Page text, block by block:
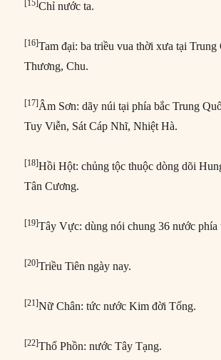
[15]Chỉ nước ta.
[16]Tam đại: ba triều vua thời xưa tại Trung
Thương, Chu.
[17]Âm Sơn: dãy núi tại phía bắc Trung
Tuy Viễn, Sát Cáp Nhĩ, Nhiệt Hà.
[18]Hồi Hột: chủng tộc thuộc dòng dõi
Tân Cương.
[19]Tây Vực: dùng nói chung 36 nước phía
[20]Triều Tiên ngày nay.
[21]Nữ Chân: tức nước Kim đời Tống.
[22]Thổ Phồn: nước Tây Tạng.